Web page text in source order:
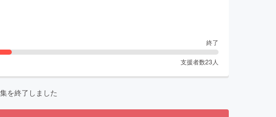
終了
支援者数23 人
を終了しました